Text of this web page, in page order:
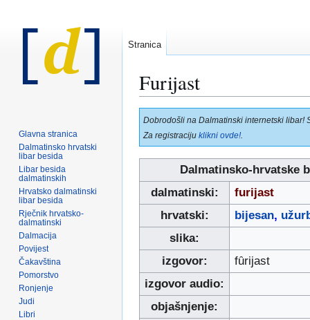
Furijast
Prijeđi
na
navigaciju
Prijeđi
na
pretraživanje
Dobrodošli na Dalmatinski internetski libar!
Za registraciju klikni ovde!
Dalmatinsko-hrvatske
dalmatinski:
furijast
hrvatski:
bijesan,
slika:
izgovor:
fȗrijast
izgovor audio:
objašnjenje:
Stranica
Glavna stranica
Dalmatinsko hrvatski
libar besida
Libar besida
dalmatinskih
Hrvatsko dalmatinski
libar besida
Rječnik hrvatsko-
dalmatinski
Dalmacija
Povijest
Čakavština
Pomorstvo
Ronjenje
Judi
Libri